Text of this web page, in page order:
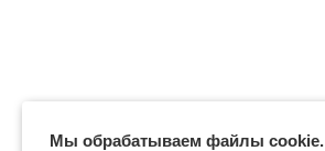
Мы обрабатываем файлы cookie.